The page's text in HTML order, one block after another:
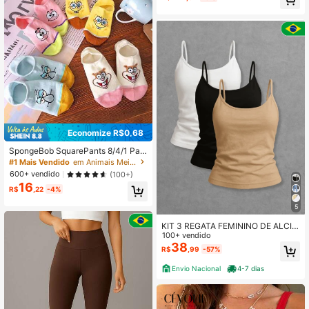
Economize R$0,68
SpongeBob SquarePants 8/4/1 Par
de Meias Invisíveis Tipo Barco para
Mulheres e Homens, Estampa de D
esenho Animado, Meias Invisíveis C
onfortáveis e Respiráveis, Meias Ca
#1 Mais Vendido
em Animais Meias invisíveis femininas
600+ vendido
(100+)
R$16 ,22 -4%
5
KIT 3 REGATA FEMININO DE ALCIN
HA FINA BLOGUEIRA
100+ vendido
R$38 ,99 -57%
Envio Nacional 4-7 dias